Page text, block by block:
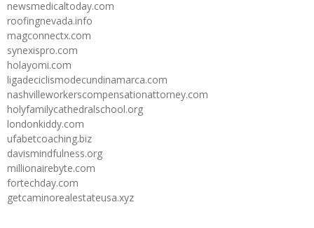
newsmedicaltoday.com
roofingnevada.info
magconnectx.com
synexispro.com
holayomi.com
ligadeciclismodecundinamarca.com
nashvilleworkerscompensationattorney.com
holyfamilycathedralschool.org
londonkiddy.com
ufabetcoaching.biz
davismindfulness.org
millionairebyte.com
fortechday.com
getcaminorealestateusa.xyz